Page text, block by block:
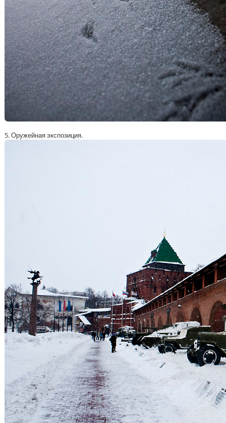
5. Оружейная экспозиция.